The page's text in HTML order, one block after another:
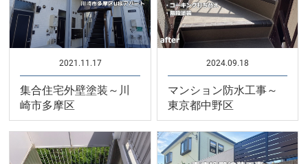
2021.11.17
集合住宅外壁塗装～川
崎市多摩区
2024.09.18
マンション防水工事～
東京都中野区